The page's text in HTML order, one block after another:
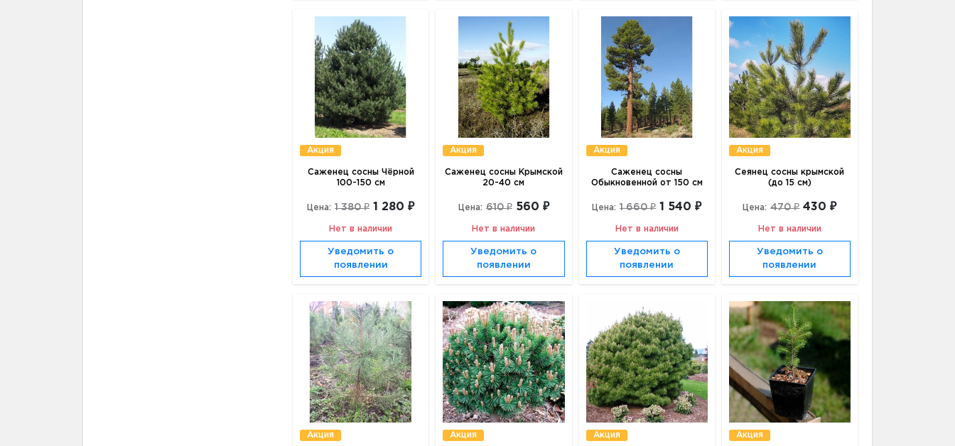
Акция
Саженец сосны Чёрной
100-150 см
Цена: 1 380 ₽ 1 280 ₽
Нет в наличии
Уведомить о
появлении
Акция
Саженец сосны Крымской
20-40 см
Цена: 610 ₽ 560 ₽
Нет в наличии
Уведомить о
появлении
Акция
Саженец сосны
Обыкновенной от 150 см
Цена: 1 660 ₽ 1 540 ₽
Нет в наличии
Уведомить о
появлении
Акция
Сеянец сосны крымской
(до 15 см)
Цена: 470 ₽ 430 ₽
Нет в наличии
Уведомить о
появлении
Акция Акция Акция Акция